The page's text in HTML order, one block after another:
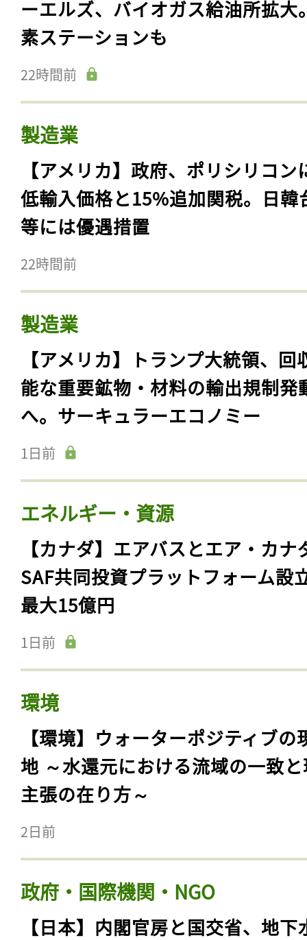
ーエルズ、バイオガス給油所拡大
素ステーションも
22時間前
製造業
【アメリカ】政府、ポリシリコン
低輸入価格と15%追加関税。日韓
等には優遇措置
22時間前
製造業
【アメリカ】トランプ大統領、回
能な重要鉱物・材料の輸出規制発
へ。サーキュラーエコノミー
1日前
エネルギー・資源
【カナダ】エアバスとエア・カナ
SAF共同投資プラットフォーム設
最大15億円
1日前
環境
【環境】ウォーターポジティブの
地 ～水還元における流域の一致
主張の在り方～
2日前
政府・国際機関・NGO
【日本】内閣官房と国交省、地下